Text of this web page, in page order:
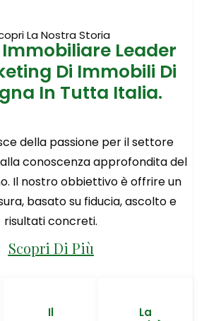
La Nostra Storia
Leader
Di Immobili Di
In Tutta Italia.
della passione per il settore
conoscenza approfondita del
Il nostro obbiettivo è offrire un
basato su fiducia, ascolto e
risultati concreti.
Scopri Di Più
Il
La